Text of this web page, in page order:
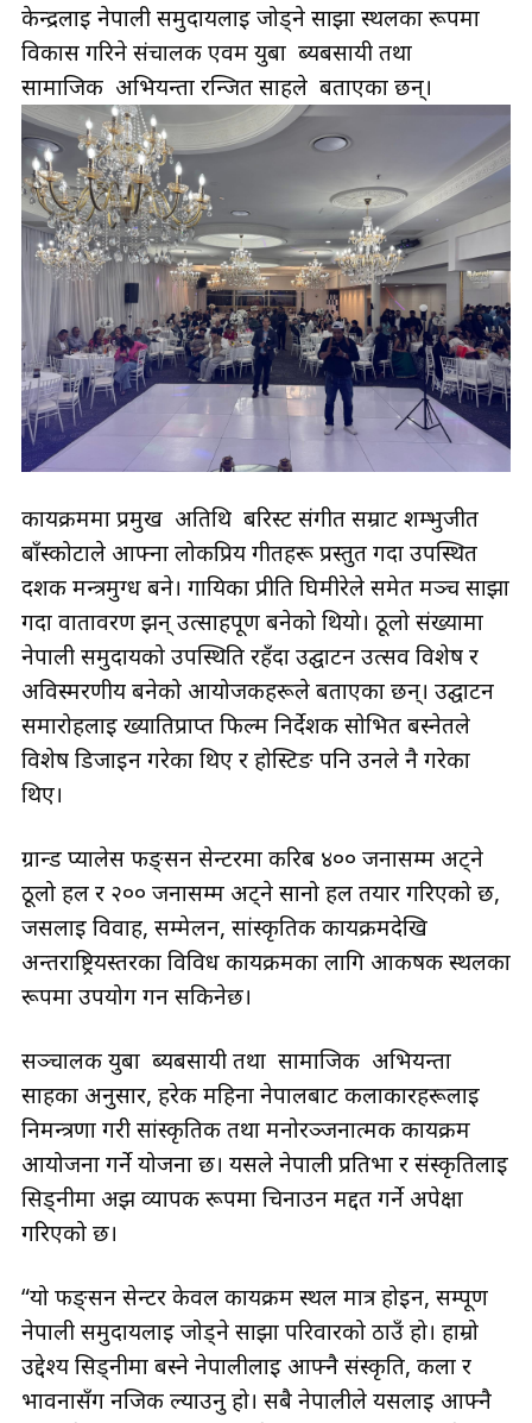
केन्द्रलाई नेपाली समुदायलाई जोड्ने साझा स्थलका रूपमा
विकास गरिने संचालक एवम युबा ब्यबसायी तथा
सामाजिक अभियन्ता रन्जित साहले बताएका छन्।
कार्यक्रममा प्रमुख अतिथि बरिस्ट संगीत सम्राट शम्भुजीत
बाँस्कोटाले आफ्ना लोकप्रिय गीतहरू प्रस्तुत गर्दा उपस्थित
दर्शक मन्त्रमुग्ध बने। गायिका प्रीति घिमीरेले समेत मञ्च साझा
गर्दा वातावरण झन् उत्साहपूर्ण बनेको थियो। ठूलो संख्यामा
नेपाली समुदायको उपस्थिति रहँदा उद्घाटन उत्सव विशेष र
अविस्मरणीय बनेको आयोजकहरूले बताएका छन्। उद्घाटन
समारोहलाई ख्यातिप्राप्त फिल्म निर्देशक सोभित बस्नेतले
विशेष डिजाइन गरेका थिए र होस्टिङ पनि उनले नै गरेका
थिए।
ग्रान्ड प्यालेस फङ्सन सेन्टरमा करिब ४०० जनासम्म अट्ने
ठूलो हल र २०० जनासम्म अट्ने सानो हल तयार गरिएको छ,
जसलाई विवाह, सम्मेलन, सांस्कृतिक कार्यक्रमदेखि
अन्तर्राष्ट्रियस्तरका विविध कार्यक्रमका लागि आकर्षक स्थलका
रूपमा उपयोग गर्न सकिनेछ।
सञ्चालक युबा ब्यबसायी तथा सामाजिक अभियन्ता
साहका अनुसार, हरेक महिना नेपालबाट कलाकारहरूलाई
निमन्त्रणा गरी सांस्कृतिक तथा मनोरञ्जनात्मक कार्यक्रम
आयोजना गर्ने योजना छ। यसले नेपाली प्रतिभा र संस्कृतिलाई
सिड्नीमा अझ व्यापक रूपमा चिनाउन मद्दत गर्ने अपेक्षा
गरिएको छ।
“यो फङ्सन सेन्टर केवल कार्यक्रम स्थल मात्र होइन, सम्पूर्ण
नेपाली समुदायलाई जोड्ने साझा परिवारको ठाउँ हो। हाम्रो
उद्देश्य सिड्नीमा बस्ने नेपालीलाई आफ्नै संस्कृति, कला र
भावनासँग नजिक ल्याउनु हो। सबै नेपालीले यसलाई आफ्नै